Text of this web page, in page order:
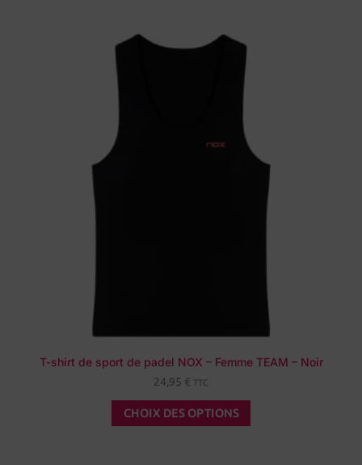
T-shirt de sport de padel NOX – Femme TEAM – Noir
24,95 € TTC
CHOIX DES OPTIONS